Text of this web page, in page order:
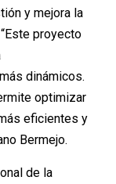
y mejora la
proyecto
dinámicos.
optimizar
eficientes y
Bermejo.
de la